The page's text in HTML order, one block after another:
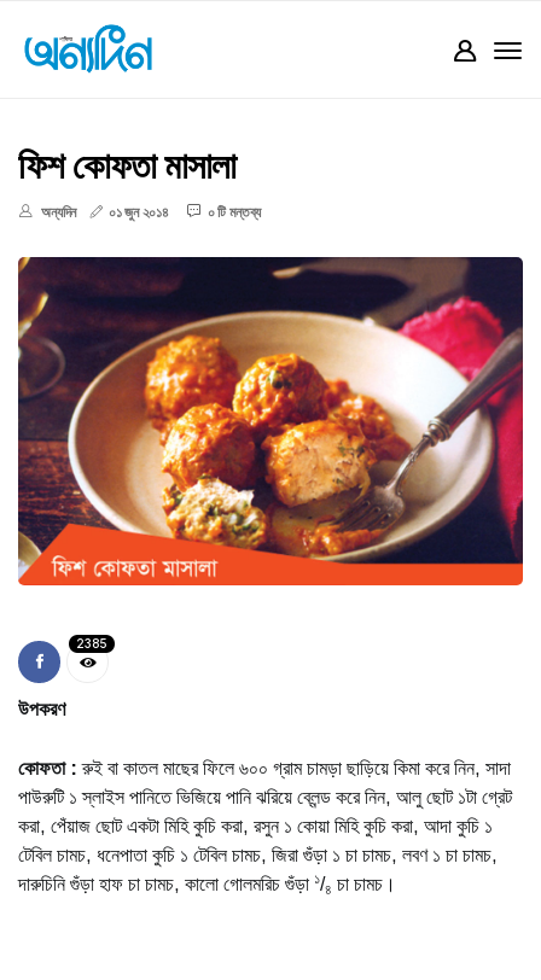
ফিশ কোফতা মাসালা
অন্যদিন ০১ জুন ২০১৪ ০ টি মন্তব্য
2385
উপকরণ
কোফতা: রুই বা কাতল মাছের ফিলে ৬০০ গ্রাম চামড়া ছাড়িয়ে কিমা করে নিন, সাদা
পাউরুটি ১ স্লাইস পানিতে ভিজিয়ে পানি ঝরিয়ে ব্লেন্ড করে নিন, আলু ছোট ১টা গ্রেট
করা, পেঁয়াজ ছোট একটা মিহি কুচি করা, রসুন ১ কোয়া মিহি কুচি করা, আদা কুচি ১
টেবিল চামচ, ধনেপাতা কুচি ১ টেবিল চামচ, জিরা গুঁড়া ১ চা চামচ, লবণ ১ চা চামচ,
দারুচিনি গুঁড়া হাফ চা চামচ, কালো গোলমরিচ গুঁড়া ১/৪ চা চামচ।